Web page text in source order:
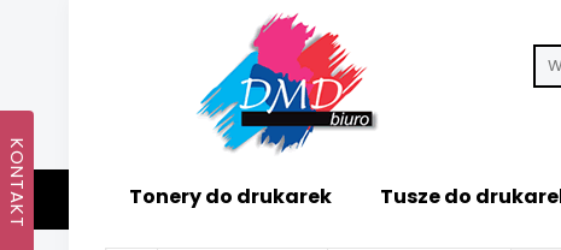
Tonery do drukarek Tusze do